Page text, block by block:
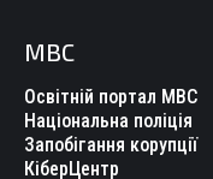
МВС
Освітній портал МВС
Національна поліція
Запобігання корупції
КіберЦентр